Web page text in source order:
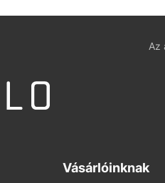
Az
Vásárlóinknak